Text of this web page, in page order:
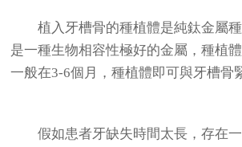
植入牙槽骨的種植體是純鈦金屬
是一種生物相容性極好的金屬，種植
一般在3-6個月，種植體即可與牙槽骨
假如患者牙缺失時間太長，存在